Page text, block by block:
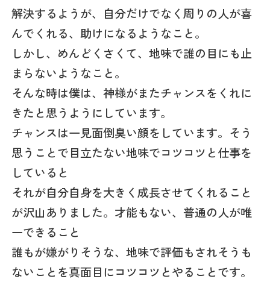
解決するようが、自分だけでなく周りの人が喜
んでくれる、助けになるようなこと。
しかし、めんどくさくて、地味で誰の目にも止
まらないようなこと。
そんな時は僕は、神様がまたチャンスをくれに
きたと思うようにしています。
チャンスは一見面倒臭い顔をしています。そう
思うことで目立たない地味でコツコツと仕事を
していると
それが自分自身を大きく成長させてくれること
が沢山ありました。才能もない、普通の人が唯
一できること
誰もが嫌がりそうな、地味で評価もされそうも
ないことを真面目にコツコツとやることです。